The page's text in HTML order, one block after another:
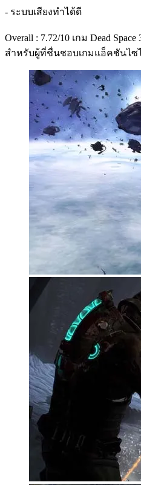
- ระบบเสียงทำได้ดี
Overall : 7.72/10 เกม Dead
สำหรับผู้ที่ชื่นชอบเกมแอ็คชันไซ